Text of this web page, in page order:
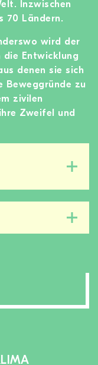
Inzwischen
70 Ländern.
wird der
Entwicklung
denen sie sich
Beweggründe zu
zivilen
Zweifel und